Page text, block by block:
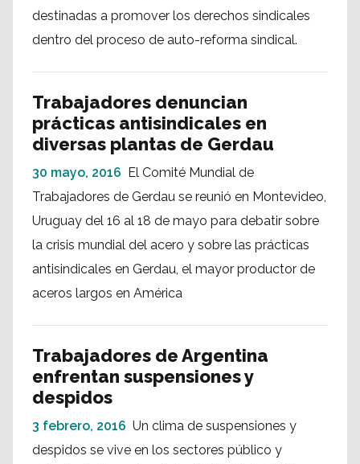
destinadas a promover los derechos sindicales
dentro del proceso de auto-reforma sindical.
Trabajadores denuncian
prácticas antisindicales en
diversas plantas de Gerdau
30 mayo, 2016 El Comité Mundial de
Trabajadores de Gerdau se reunió en Montevideo,
Uruguay del 16 al 18 de mayo para debatir sobre
la crisis mundial del acero y sobre las prácticas
antisindicales en Gerdau, el mayor productor de
aceros largos en América
Trabajadores de Argentina
enfrentan suspensiones y
despidos
3 febrero, 2016 Un clima de suspensiones y
despidos se vive en los sectores público y